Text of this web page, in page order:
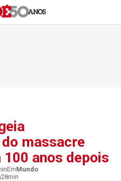
massacre
anos depois
EmMundo